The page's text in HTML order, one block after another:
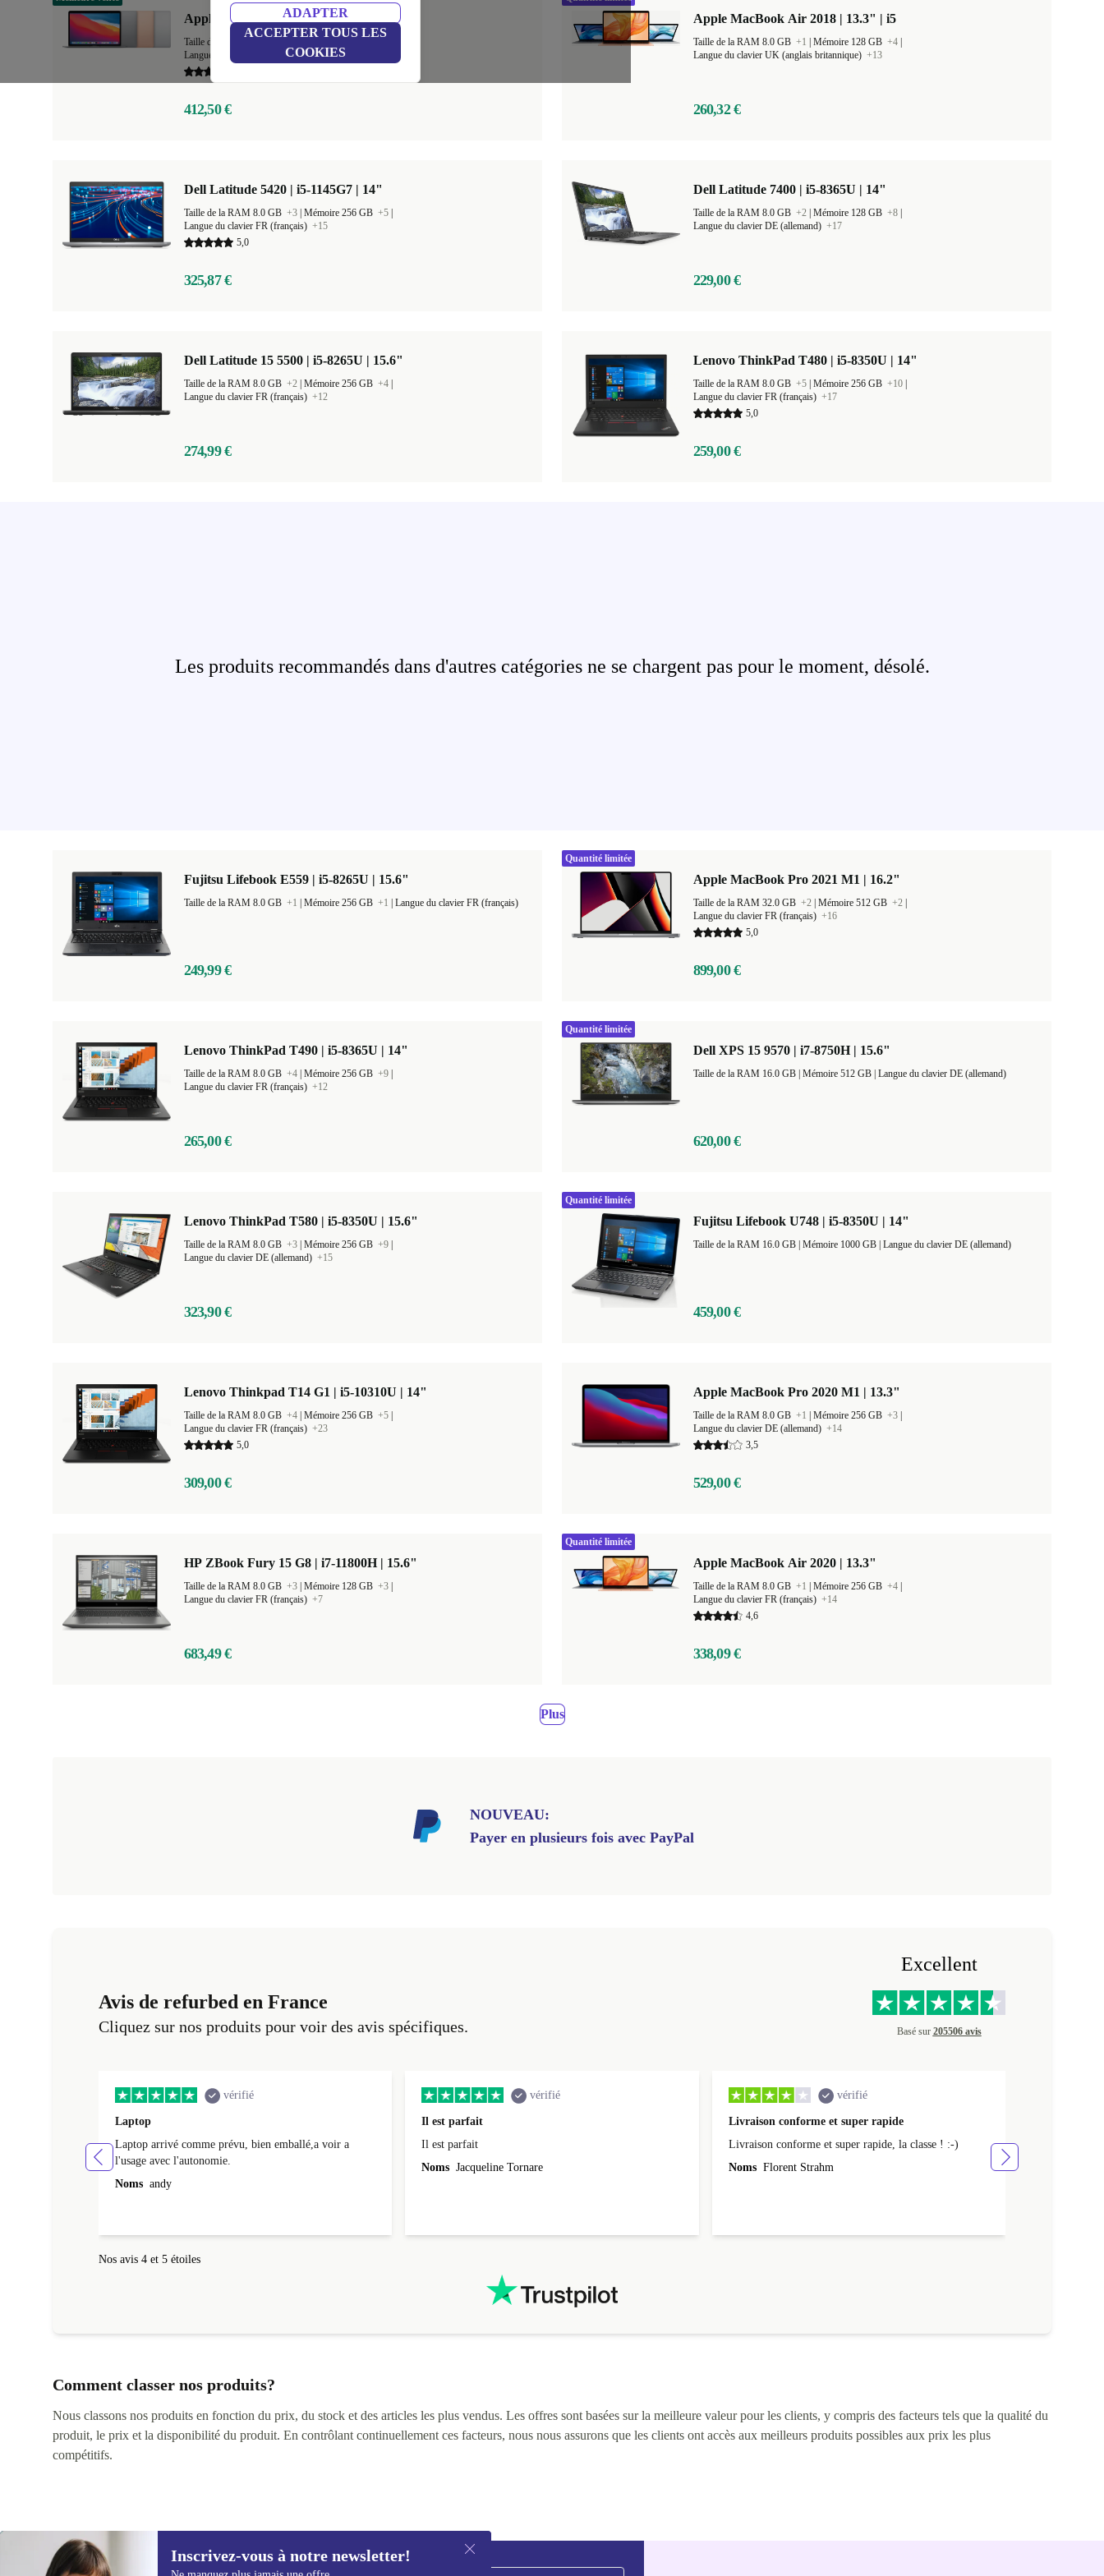
ADAPTER
ACCEPTER TOUS LES
COOKIES
Apple MacBook Air 2020 | 13.3" | M1
Taille de la RAM 8.0 GB
Langue du clavier US (anglais américain)
412,50 €
Apple MacBook Air 2018 | 13.3" | i5
Taille de la RAM 8.0 GB +1 Mémoire 128 GB +4
Langue du clavier UK (anglais britannique) +13
260,32 €
Dell Latitude 5420 | i5-1145G7 | 14"
Taille de la RAM 8.0 GB +3 Mémoire 256 GB +5
Langue du clavier FR (français) +15
5,0
325,87 €
Dell Latitude 7400 | i5-8365U | 14"
Taille de la RAM 8.0 GB +2 Mémoire 128 GB +8
Langue du clavier DE (allemand) +17
229,00 €
Dell Latitude 15 5500 | i5-8265U | 15.6"
Taille de la RAM 8.0 GB +2 Mémoire 256 GB +4
Langue du clavier FR (français) +12
274,99 €
Lenovo ThinkPad T480 | i5-8350U | 14"
Taille de la RAM 8.0 GB +5 Mémoire 256 GB +10
Langue du clavier FR (français) +17
5,0
259,00 €
Les produits recommandés dans d'autres catégories ne se chargent pas pour le moment, désolé.
Fujitsu Lifebook E559 | i5-8265U | 15.6"
Taille de la RAM 8.0 GB +1 Mémoire 256 GB +1 Langue du clavier FR (français)
249,99 €
Apple MacBook Pro 2021 M1 | 16.2"
Taille de la RAM 32.0 GB +2 Mémoire 512 GB +2
Langue du clavier FR (français) +16
5,0
899,00 €
Quantité limitée
Lenovo ThinkPad T490 | i5-8365U | 14"
Taille de la RAM 8.0 GB +4 Mémoire 256 GB +9
Langue du clavier FR (français) +12
265,00 €
Dell XPS 15 9570 | i7-8750H | 15.6"
Langue du clavier DE (allemand)
620,00 €
Quantité limitée
Lenovo ThinkPad T580 | i5-8350U | 15.6"
Taille de la RAM 8.0 GB +3 Mémoire 256 GB +9
Langue du clavier DE (allemand) +15
323,90 €
Fujitsu Lifebook U748 | i5-8350U | 14"
Langue du clavier DE (allemand)
459,00 €
Quantité limitée
Lenovo Thinkpad T14 G1 | i5-10310U | 14"
Taille de la RAM 8.0 GB +4 Mémoire 256 GB +5
Langue du clavier FR (français) +23
5,0
309,00 €
Apple MacBook Pro 2020 M1 | 13.3"
Taille de la RAM 8.0 GB +1 Mémoire 256 GB +3
Langue du clavier DE (allemand) +14
3,5
529,00 €
HP ZBook Fury 15 G8 | i7-11800H | 15.6"
Taille de la RAM 8.0 GB +3 Mémoire 128 GB +3
Langue du clavier FR (français) +7
683,49 €
Apple MacBook Air 2020 | 13.3"
Taille de la RAM 8.0 GB +1 Mémoire 256 GB +4
Langue du clavier FR (français) +14
4,6
338,09 €
Quantité limitée
Plus
NOUVEAU:
Payer en plusieurs fois avec PayPal
Avis de refurbed en France
Cliquez sur nos produits pour voir des avis spécifiques.
Excellent
Basé sur 205506 avis
vérifié
Laptop
Laptop arrivé comme prévu, bien emballé,a voir a
l'usage avec l'autonomie.
Noms andy
vérifié
Il est parfait
Il est parfait
Noms Jacqueline Tornare
vérifié
Livraison conforme et super rapide
Livraison conforme et super rapide, la classe ! :-)
Noms Florent Strahm
Nos avis 4 et 5 étoiles
Comment classer nos produits?
Nous classons nos produits en fonction du prix, du stock et des articles les plus vendus. Les offres sont basées sur la meilleure valeur pour les clients, y compris des facteurs tels que la qualité du
produit, le prix et la disponibilité du produit. En contrôlant continuellement ces facteurs, nous nous assurons que les clients ont accès aux meilleurs produits possibles aux prix les plus
compétitifs.
Inscrivez-vous à notre newsletter!